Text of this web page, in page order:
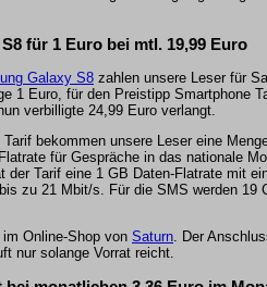
für 1 Euro bei mtl. 19,99 Euro
Galaxy S8 zahlen unsere Leser für
1 Euro, für den Preistipp Smartphone
verbilligte 24,99 Euro verlangt.
Tarif bekommen unsere Leser eine
für Gespräche in das nationale
der Tarif eine 1 GB Daten-Flatrate mit
zu 21 Mbit/s. Für die SMS werden 19
Online-Shop von Saturn . Der
nur solange Vorrat reicht.